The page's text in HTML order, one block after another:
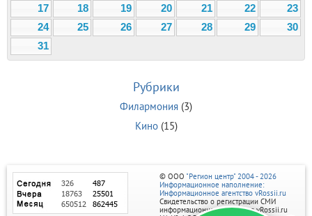
17
18 19 20 21 22
23
24
25 26 27 28 29
30
31
Рубрики
Филармония (3)
Кино(15)
© ООО "Регион центр" 2004 - 2026
Информационное наполнение:
Информационное агентство vRossii.ru
Свидетельство о регистрации СМИ
информационного агентства vRossii.ru